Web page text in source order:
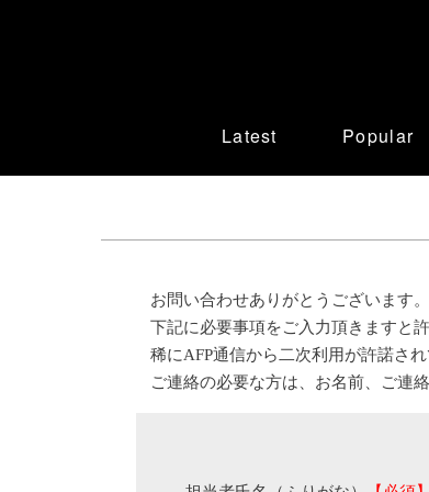
Latest Popular
お問い合わせありがとうございます。
下記に必要事項をご入力頂きますと
稀にAFP通信から二次利用が許諾さ
ご連絡の必要な方は、お名前、ご連